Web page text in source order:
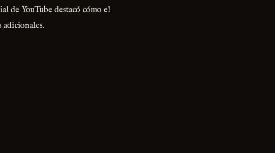
de YouTube destacó cómo el
adicionales.